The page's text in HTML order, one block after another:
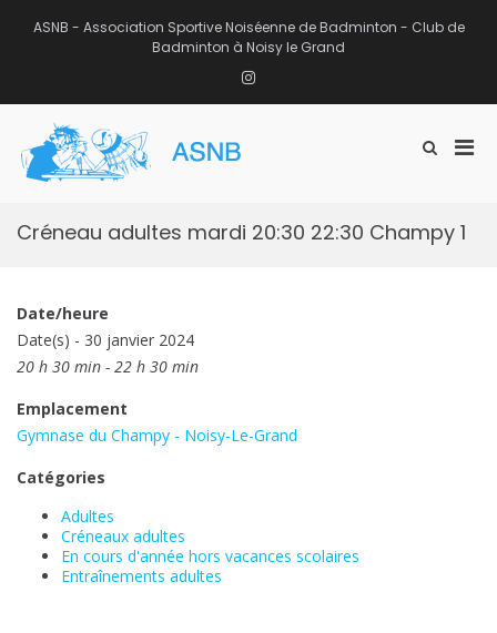
ASNB - Association Sportive Noiséenne de Badminton - Club de
Badminton à Noisy le Grand
Instagram
Afficher
recherche
Créneau adultes mardi 20:30 22:30 Champy 1
Date/heure
Date(s) - 30 janvier 2024
20 h 30 min - 22 h 30 min
Emplacement
Gymnase du Champy - Noisy-Le-Grand
Catégories
Adultes
Créneaux adultes
En cours d'année hors vacances scolaires
Entraînements adultes